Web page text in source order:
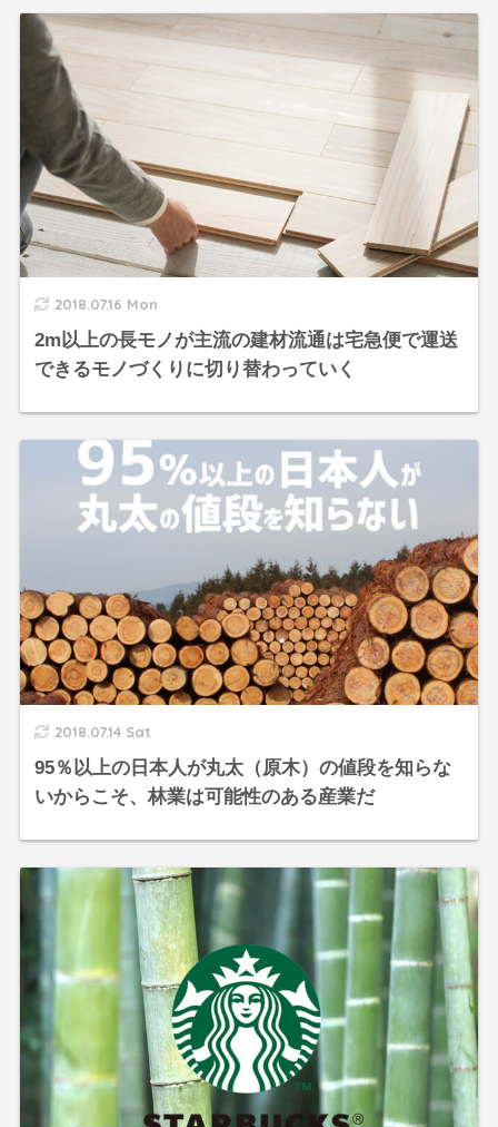
2018.07.16 Mon
2m以上の長モノが主流の建材流通は宅急便で運送
できるモノづくりに切り替わっていく
2018.07.14 Sat
95％以上の日本人が丸太（原木）の値段を知らな
いからこそ、林業は可能性のある産業だ